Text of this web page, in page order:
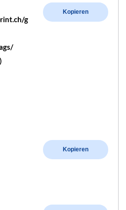
g
Kopieren
Kopieren